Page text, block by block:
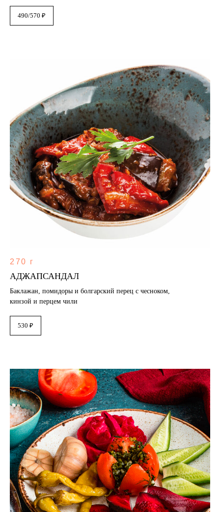
490/570 ₽
270 г
АДЖАПСАНДАЛ
Баклажан, помидоры и болгарский перец с чесноком,
кинзой и перцем чили
530 ₽